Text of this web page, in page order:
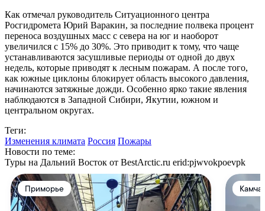
Как отмечал руководитель Ситуационного центра
Росгидромета Юрий Варакин, за последние полвека процент
переноса воздушных масс с севера на юг и наоборот
увеличился с 15% до 30%. Это приводит к тому, что чаще
устанавливаются засушливые периоды от одной до двух
недель, которые приводят к лесным пожарам. А после того,
как южные циклоны блокирует область высокого давления,
начинаются затяжные дожди. Особенно ярко такие явления
наблюдаются в Западной Сибири, Якутии, южном и
центральном округах.
Теги:
Изменения климата Россия Пожары
Новости по теме:
Туры на Дальний Восток от BestArctic.ru erid:pjwvokpoevpk